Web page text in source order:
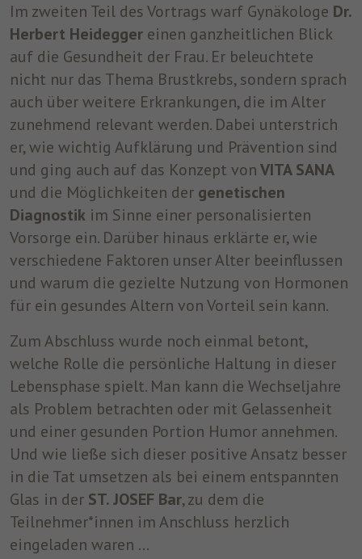
Im zweiten Teil des Vortrags warf Gynäkologe Dr.
Herbert Heidegger einen ganzheitlichen Blick
auf die Gesundheit der Frau. Er beleuchtete
nicht nur das Thema Brustkrebs, sondern sprach
auch über weitere Erkrankungen, die im Alter
zunehmend relevant werden. Dabei unterstrich
er, wie wichtig Aufklärung und Prävention sind
und ging auch auf das Konzept vonVITA SANA
und die Möglichkeiten der genetischen
Diagnostik im Sinne einer personalisierten
Vorsorge ein. Darüber hinaus erklärte er, wie
verschiedene Faktoren unser Alter beeinflussen
und warum die gezielte Nutzung von Hormonen
für ein gesundes Altern von Vorteil sein kann.
Zum Abschluss wurde noch einmal betont,
welche Rolle die persönliche Haltung in dieser
Lebensphase spielt. Man kann die Wechseljahre
als Problem betrachten oder mit Gelassenheit
und einer gesunden Portion Humor annehmen.
Und wie ließe sich dieser positive Ansatz besser
in die Tat umsetzen als bei einem entspannten
Glas in der ST. JOSEF Bar, zu dem die
Teilnehmer*innen im Anschluss herzlich
eingeladen waren …